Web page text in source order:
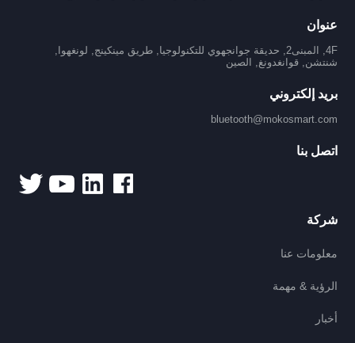
عنوان
4F, المبنى2, حديقة جوانجهوي للتكنولوجيا, طريق مينكينج, لونغهوا,
شنتشن, قوانغدونغ, الصين
بريد إلكتروني
bluetooth@mokosmart.com
اتصل بنا
شركة
معلومات عنا
الرؤية & مهمة
أخبار